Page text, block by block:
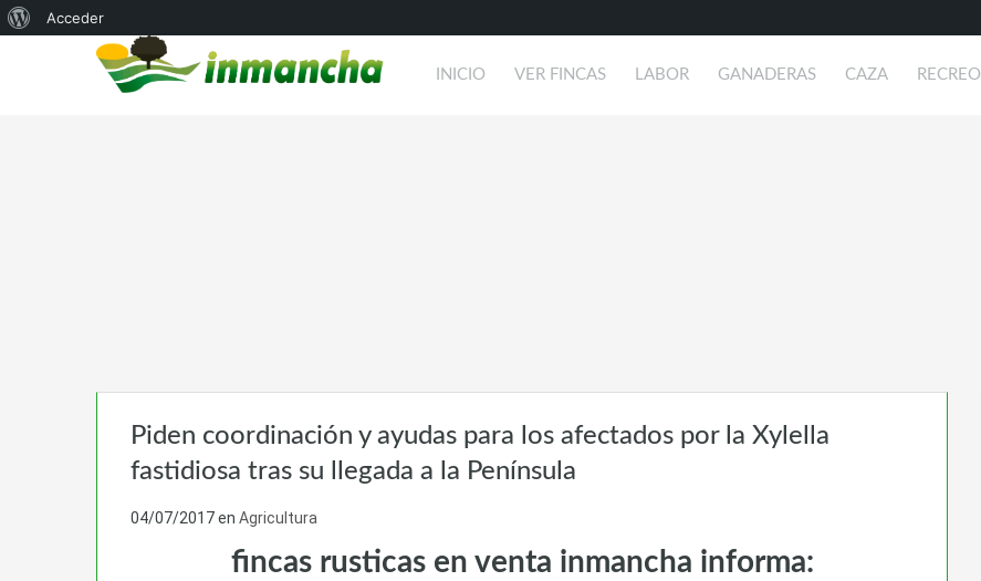
Acerca
Acceder
INICIO VER FINCAS LABOR GANADERAS CAZA RECREO
Piden coordinación y ayudas para los afectados por la Xylella
fastidiosa tras su llegada a la Península
04/07/2017en Agricultura
fincas rusticas en venta inmancha informa: